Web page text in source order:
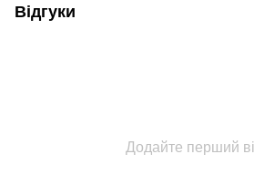
Відгуки
Додайте перший